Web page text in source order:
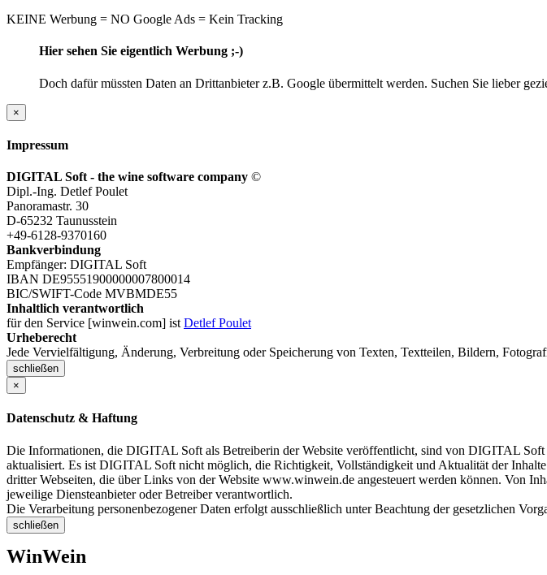
KEINE Werbung = NO Google Ads = Kein Tracking
Hier sehen Sie eigentlich Werbung ;-)
Doch dafür müssten Daten an Drittanbieter z.B. Google übermittelt werden. Suchen Sie lieber
×
Impressum
DIGITAL Soft - the wine software company ©
Dipl.-Ing. Detlef Poulet
Panoramastr. 30
D-65232 Taunusstein
+49-6128-9370160
Bankverbindung
Empfänger: DIGITAL Soft
IBAN DE95551900000007800014
BIC/SWIFT-Code MVBMDE55
Inhaltlich verantwortlich
für den Service [winwein.com] ist Detlef Poulet
Urheberecht
Jede Vervielfältigung, Änderung, Verbreitung oder Speicherung von Texten, Textteilen, Bildern,
schließen
×
Datenschutz & Haftung
Die Informationen, die DIGITAL Soft als Betreiberin der Website veröffentlicht, sind von DIGITAL
aktualisiert. Es ist DIGITAL Soft nicht möglich, die Richtigkeit, Vollständigkeit und Aktualität der
dritter Webseiten, die über Links von der Website www.winwein.de angesteuert werden können. Von
jeweilige Diensteanbieter oder Betreiber verantwortlich.
Die Verarbeitung personenbezogener Daten erfolgt ausschließlich unter Beachtung der gesetzlichen
schließen
WinWein